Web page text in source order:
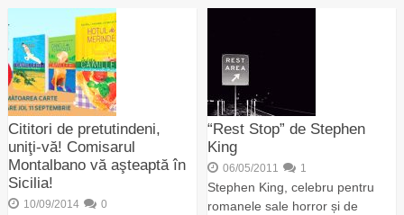
Cititori de pretutindeni,
uniţi-vă! Comisarul
Montalbano vă aşteaptă în
Sicilia!
10/09/2014 0
“Rest Stop” de Stephen
King
06/05/2011 1
Stephen King, celebru pentru
romanele sale horror și de